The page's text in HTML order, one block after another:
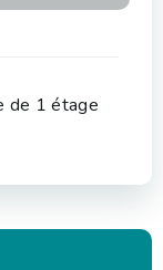
de 1 étage